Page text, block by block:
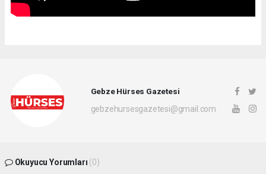
Gebze Hürses Gazetesi
gebzehursesgazetesi@gmail.com
Okuyucu Yorumları (0)